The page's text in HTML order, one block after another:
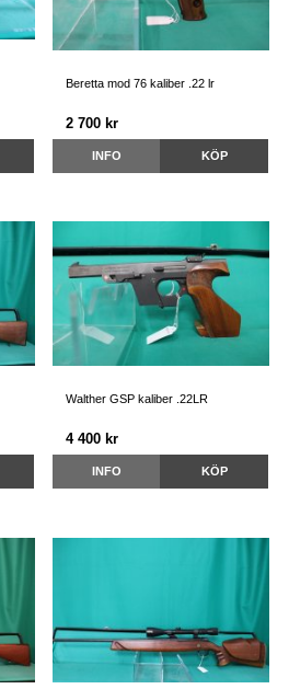
Beretta mod 76 kaliber .22 lr
2 700 kr
INFO KÖP
Walther GSP kaliber .22LR
4 400 kr
INFO KÖP